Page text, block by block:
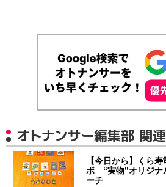
オトナンサー編集部 関
【今日から】くら
ボ “実物”オリジナ
ーチ